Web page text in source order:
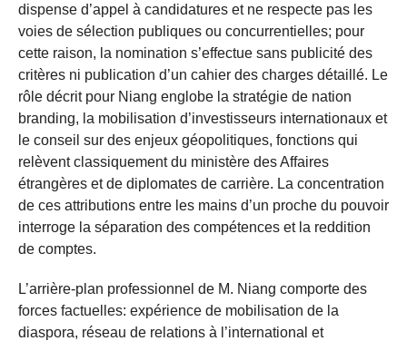
dispense d’appel à candidatures et ne respecte pas les
voies de sélection publiques ou concurrentielles; pour
cette raison, la nomination s’effectue sans publicité des
critères ni publication d’un cahier des charges détaillé. Le
rôle décrit pour Niang englobe la stratégie de nation
branding, la mobilisation d’investisseurs internationaux et
le conseil sur des enjeux géopolitiques, fonctions qui
relèvent classiquement du ministère des Affaires
étrangères et de diplomates de carrière. La concentration
de ces attributions entre les mains d’un proche du pouvoir
interroge la séparation des compétences et la reddition
de comptes.
L’arrière-plan professionnel de M. Niang comporte des
forces factuelles: expérience de mobilisation de la
diaspora, réseau de relations à l’international et